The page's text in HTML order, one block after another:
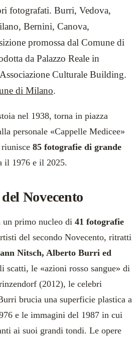
fotografati. Burri, Vedova,
Bernini, Canova,
promossa dal Comune di
da Palazzo Reale in
Culturale Building.
di Milano.
nel 1938, torna in piazza
personale «Cappelle Medicee»
85 fotografie di grande
il 1976 e il 2025.
Novecento
un primo nucleo di 41 fotografie
del secondo Novecento, ritratti
Nitsch, Alberto Burri ed
scatti, le «azioni rosso sangue» di
(2012), le celebri
brucia una superficie plastica a
e le immagini del 1987 in cui
ai suoi grandi tondi. Le opere